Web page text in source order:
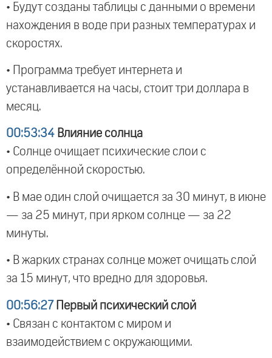
• Будут созданы таблицы с данными о времени
нахождения в воде при разных температурах и
скоростях.
• Программа требует интернета и
устанавливается на часы, стоит три доллара в
месяц.
00:53:34 Влияние солнца
• Солнце очищает психические слои с
определённой скоростью.
• В мае один слой очищается за 30 минут, в июне
— за 25 минут, при ярком солнце — за 22
минуты.
• В жарких странах солнце может очищать слой
за 15 минут, что вредно для здоровья.
00:56:27 Первый психический слой
• Связан с контактом с миром и
взаимодействием с окружающими.